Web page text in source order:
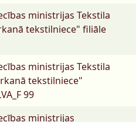
ministrijas Tekstila
tekstilniece" filiāle
ministrijas Tekstila
tekstilniece"
99
ministrijas